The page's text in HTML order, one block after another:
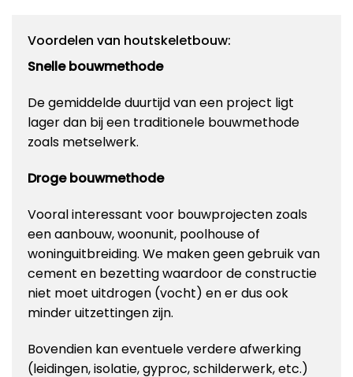
Voordelen van houtskeletbouw:
Snelle bouwmethode
De gemiddelde duurtijd van een project ligt
lager dan bij een traditionele bouwmethode
zoals metselwerk.
Droge bouwmethode
Vooral interessant voor bouwprojecten zoals
een aanbouw, woonunit, poolhouse of
woninguitbreiding. We maken geen gebruik van
cement en bezetting waardoor de constructie
niet moet uitdrogen (vocht) en er dus ook
minder uitzettingen zijn.
Bovendien kan eventuele verdere afwerking
(leidingen, isolatie, gyproc, schilderwerk, etc.)